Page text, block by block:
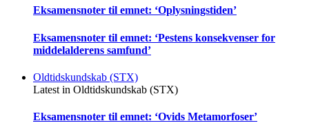
Eksamensnoter til emnet: ‘Oplysningstiden’
Eksamensnoter til emnet: ‘Pestens konsekvenser for
middelalderens samfund’
Oldtidskundskab (STX)
Latest in Oldtidskundskab (STX)
Eksamensnoter til emnet: ‘Ovids Metamorfoser’